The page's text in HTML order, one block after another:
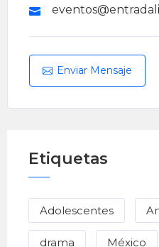
Enviar Mensaje
Etiquetas
Adolescentes
drama México